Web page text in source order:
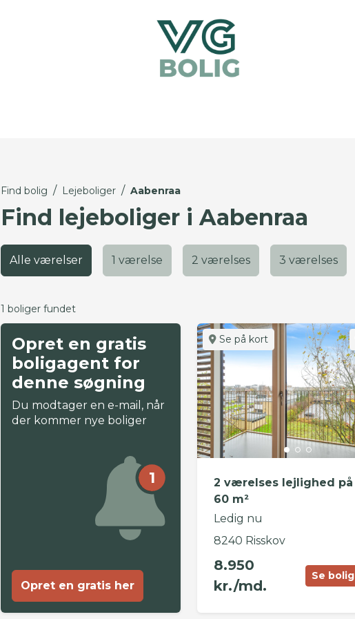
Find bolig / Lejeboliger / Aabenraa
Find lejeboliger i Aabenraa
Alle værelser 1 værelse 2 værelses 3 værelses
1 boliger fundet
Opret en gratis
boligagent for
denne søgning
Du modtager en e-mail, når
der kommer nye boliger
1
Opret en gratis her
Se på kort
2 værelses lejlighed på
60 m²
Ledig nu
8240 Risskov
8.950
kr./md.
Se bolig